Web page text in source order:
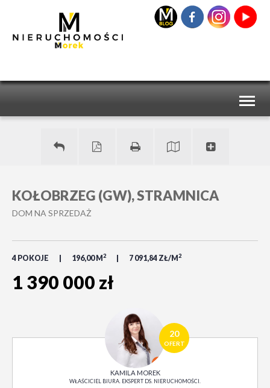
KOŁOBRZEG (GW), STRAMNICA
DOM NA SPRZEDAŻ
4 POKOJE 196,00 M 2 7 091,84 ZŁ/M 2
1 390 000 zł
20
OFERT
KAMILA MOREK
WŁAŚCICIEL BIURA. EKSPERT DS. NIERUCHOMOŚCI.